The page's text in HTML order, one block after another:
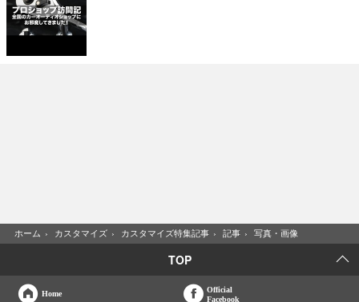
ホーム › カスタマイズ › カスタマイズ特集記事 › 記事 › 写真・画像
TOP
Home
Official
Facebook